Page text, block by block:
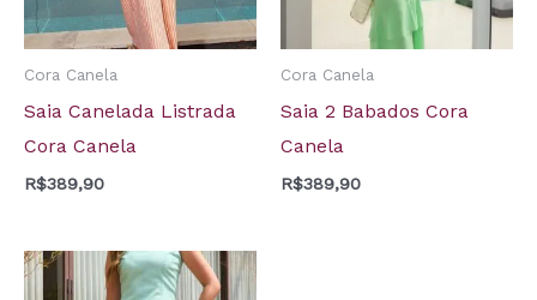
Cora Canela
Saia Canelada Listrada
Cora Canela
R$389,90
Cora Canela
Saia 2 Babados Cora
Canela
R$389,90